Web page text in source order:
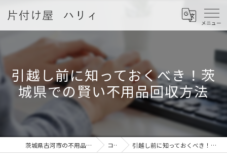
引越し前に知っておくべき！茨
城県での賢い不用品回収方法
茨城県古河市の不用品回収なら片付け屋 ハリィ コラム 引越し前に知っておくべき！茨城県での賢い不用品回収方法